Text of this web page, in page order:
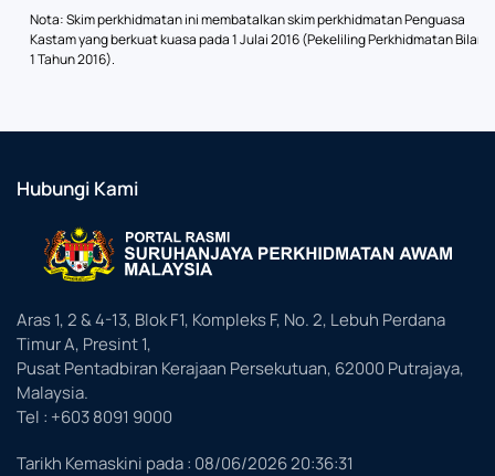
Nota: Skim perkhidmatan ini membatalkan skim perkhidmatan Penguasa
Kastam yang berkuat kuasa pada 1 Julai 2016 (Pekeliling Perkhidmatan
1 Tahun 2016).
Hubungi Kami
Aras 1, 2 & 4-13, Blok F1, Kompleks F, No. 2, Lebuh Perdana
Timur A, Presint 1,
Pusat Pentadbiran Kerajaan Persekutuan, 62000 Putrajaya,
Malaysia.
Tel : +603 8091 9000
Tarikh Kemaskini pada : 08/06/2026 20:36:31